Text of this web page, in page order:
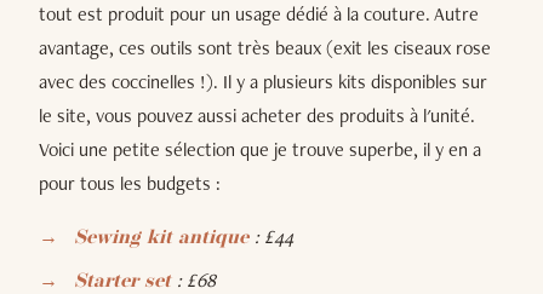
tout est produit pour un usage dédié à la couture. Autre
avantage, ces outils sont très beaux (exit les ciseaux rose
avec des coccinelles !). Il y a plusieurs kits disponibles sur
le site, vous pouvez aussi acheter des produits à l'unité.
Voici une petite sélection que je trouve superbe, il y en a
pour tous les budgets :
Sewing kit antique : £44
Starter set : £68